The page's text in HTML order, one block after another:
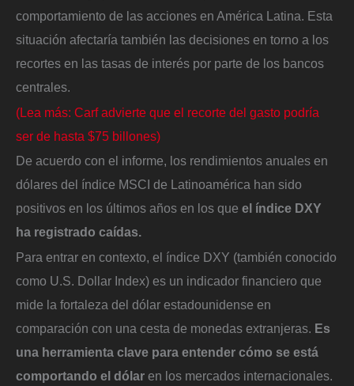
comportamiento de las acciones en América Latina. Esta
situación afectaría también las decisiones en torno a los
recortes en las tasas de interés por parte de los bancos
centrales.
(Lea más: Carf advierte que el recorte del gasto podría
ser de hasta $75 billones)
De acuerdo con el informe, los rendimientos anuales en
dólares del índice MSCI de Latinoamérica han sido
positivos en los últimos años en los que el índice DXY
ha registrado caídas.
Para entrar en contexto, el índice DXY (también conocido
como U.S. Dollar Index) es un indicador financiero que
mide la fortaleza del dólar estadounidense en
comparación con una cesta de monedas extranjeras. Es
una herramienta clave para entender cómo se está
comportando el dólar en los mercados internacionales.